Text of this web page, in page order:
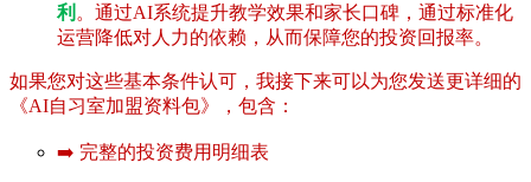
利 。通过AI系统提升教学效果和家长口碑，通过标准化
运营降低对人力的依赖，从而保障您的投资回报率。
如果您对这些基本条件认可，我接下来可以为您发送更详细的
《AI自习室加盟资料包》，包含：
➡️ 完整的投资费用明细表